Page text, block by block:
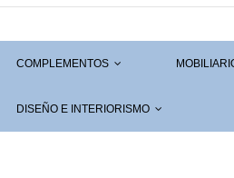
COMPLEMENTOS
DISEÑO E INTERIORISMO